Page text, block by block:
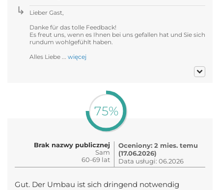
Lieber Gast,
Danke für das tolle Feedback!
Es freut uns, wenn es Ihnen bei uns gefallen hat und Sie sich
rundum wohlgefühlt haben.
Alles Liebe ... więcej
75%
Brak nazwy publicznej
Sam
60-69 lat
Oceniony: 2 mies. temu
(17.06.2026)
Data usługi: 06.2026
Gut. Der Umbau ist sich dringend notwendig